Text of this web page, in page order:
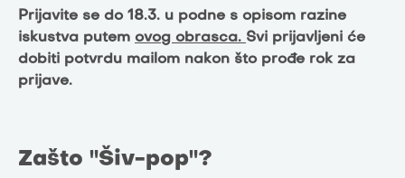
Prijavite se do 18.3. u podne s opisom razine
iskustva putem ovog obrasca. Svi prijavljeni će
dobiti potvrdu mailom nakon što prođe rok za
prijave.
Zašto "Šiv-pop"?